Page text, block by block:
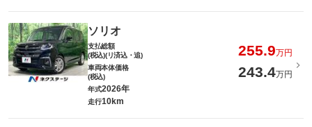
ソリオ
支払総額
(税込)(リ済込・追)
255.9万円
車両本体価格
(税込)
243.4万円
年式2026年
走行10km